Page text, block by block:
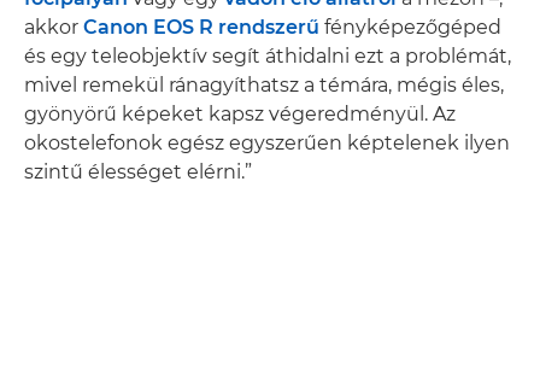
akkor Canon EOS R rendszerű fényképezőgéped
és egy teleobjektív segít áthidalni ezt a problémát,
mivel remekül ránagyíthatsz a témára, mégis éles,
gyönyörű képeket kapsz végeredményül. Az
okostelefonok egész egyszerűen képtelenek ilyen
szintű élességet elérni.”